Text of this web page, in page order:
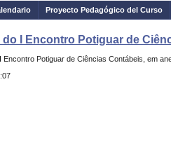
Proyecto Pedagógico del Curso
do I Encontro Potiguar de
Potiguar de Ciências Contábeis, em